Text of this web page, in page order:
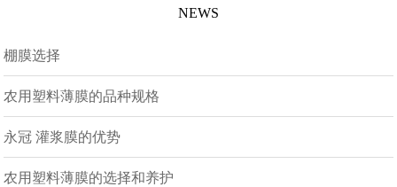
NEWS
棚膜选择
农用塑料薄膜的品种规格
永冠 灌浆膜的优势
农用塑料薄膜的选择和养护